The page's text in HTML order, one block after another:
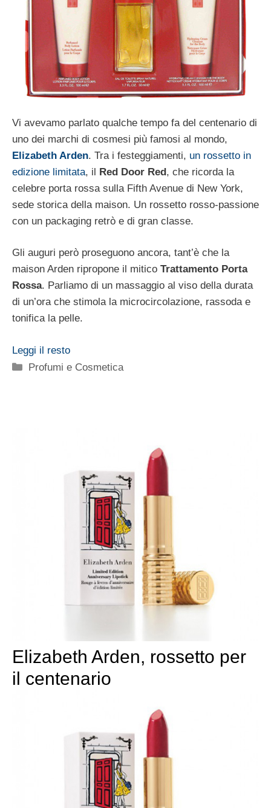
Vi avevamo parlato qualche tempo fa del centenario di
uno dei marchi di cosmesi più famosi al mondo,
Elizabeth Arden. Tra i festeggiamenti, un rossetto in
edizione limitata, il Red Door Red, che ricorda la
celebre porta rossa sulla Fifth Avenue di New York,
sede storica della maison. Un rossetto rosso-passione
con un packaging retrò e di gran classe.
Gli auguri però proseguono ancora, tant’è che la
maison Arden ripropone il mitico Trattamento Porta
Rossa. Parliamo di un massaggio al viso della durata
di un’ora che stimola la microcircolazione, rassoda e
tonifica la pelle.
Leggi il resto
Categorie
Profumi e Cosmetica
Elizabeth Arden, rossetto per
il centenario